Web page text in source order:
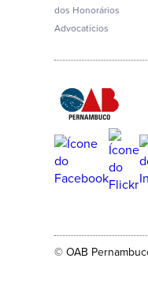
dos Honorários
Advocatícios
© OAB